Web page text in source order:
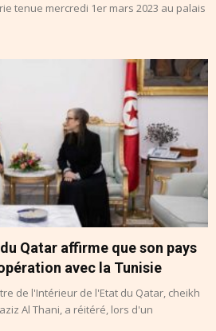
tenue mercredi 1er mars 2023 au palais
Qatar affirme que son pays
avec la Tunisie
de l'Intérieur de l'Etat du Qatar, cheikh
Al Thani, a réitéré, lors d'un